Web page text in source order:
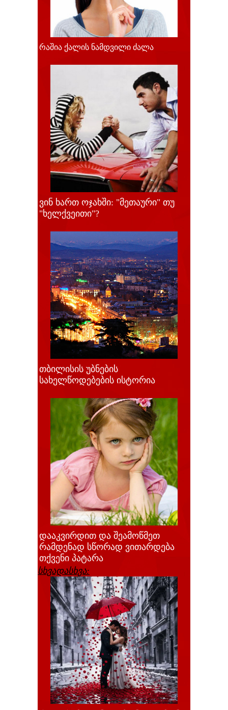
რაშია ქალის ნამდვილი ძალა
ვინ ხართ ოჯახში: "მეთაური" თუ
"ხელქვეითი"?
თბილისის უბნების
სახელწოდებების ისტორია
დააკვირდით და შეამოწმეთ
რამდენად სწორად ვითარდება
თქვენი პატარა
სხვადასხვა: